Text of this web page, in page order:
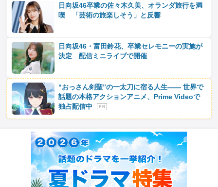
日向坂46卒業の佐々木久美、オランダ旅行を満
喫 「芸術の旅楽しそう」と反響
日向坂46・富田鈴花、卒業セレモニーの実施が
決定 配信ミニライブで開催
“おっさん剣聖”の一太刀に宿る人生―― 世界で
話題の本格アクションアニメ、Prime Videoで
独占配信中
P R